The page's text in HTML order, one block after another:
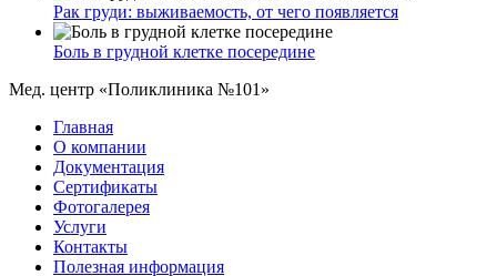
Рак груди: выживаемость, от чего появляется
Боль в грудной клетке посередине
Мед. центр «Поликлиника №101»
Главная
О компании
Документация
Сертификаты
Фотогалерея
Услуги
Контакты
Полезная информация